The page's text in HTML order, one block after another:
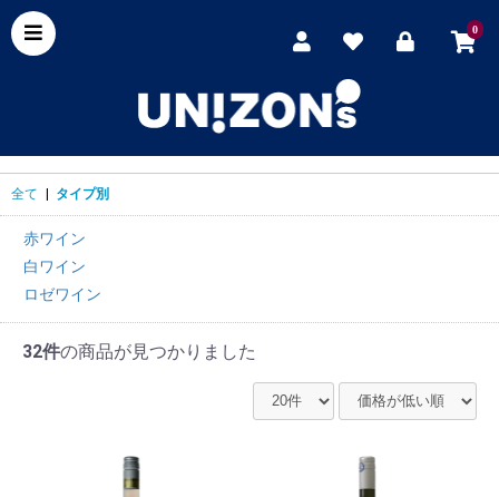
0
全て タイプ別
赤ワイン
白ワイン
ロゼワイン
32件の商品が見つかりました